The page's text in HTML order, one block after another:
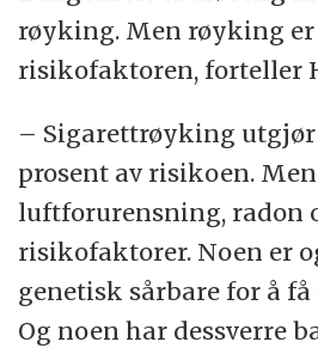
røyking. Men røyking er
risikofaktoren, forteller
– Sigarettrøyking
prosent av risikoen.
luftforurensning, radon
risikofaktorer. Noen er
genetisk sårbare for å
Og noen har dessverre